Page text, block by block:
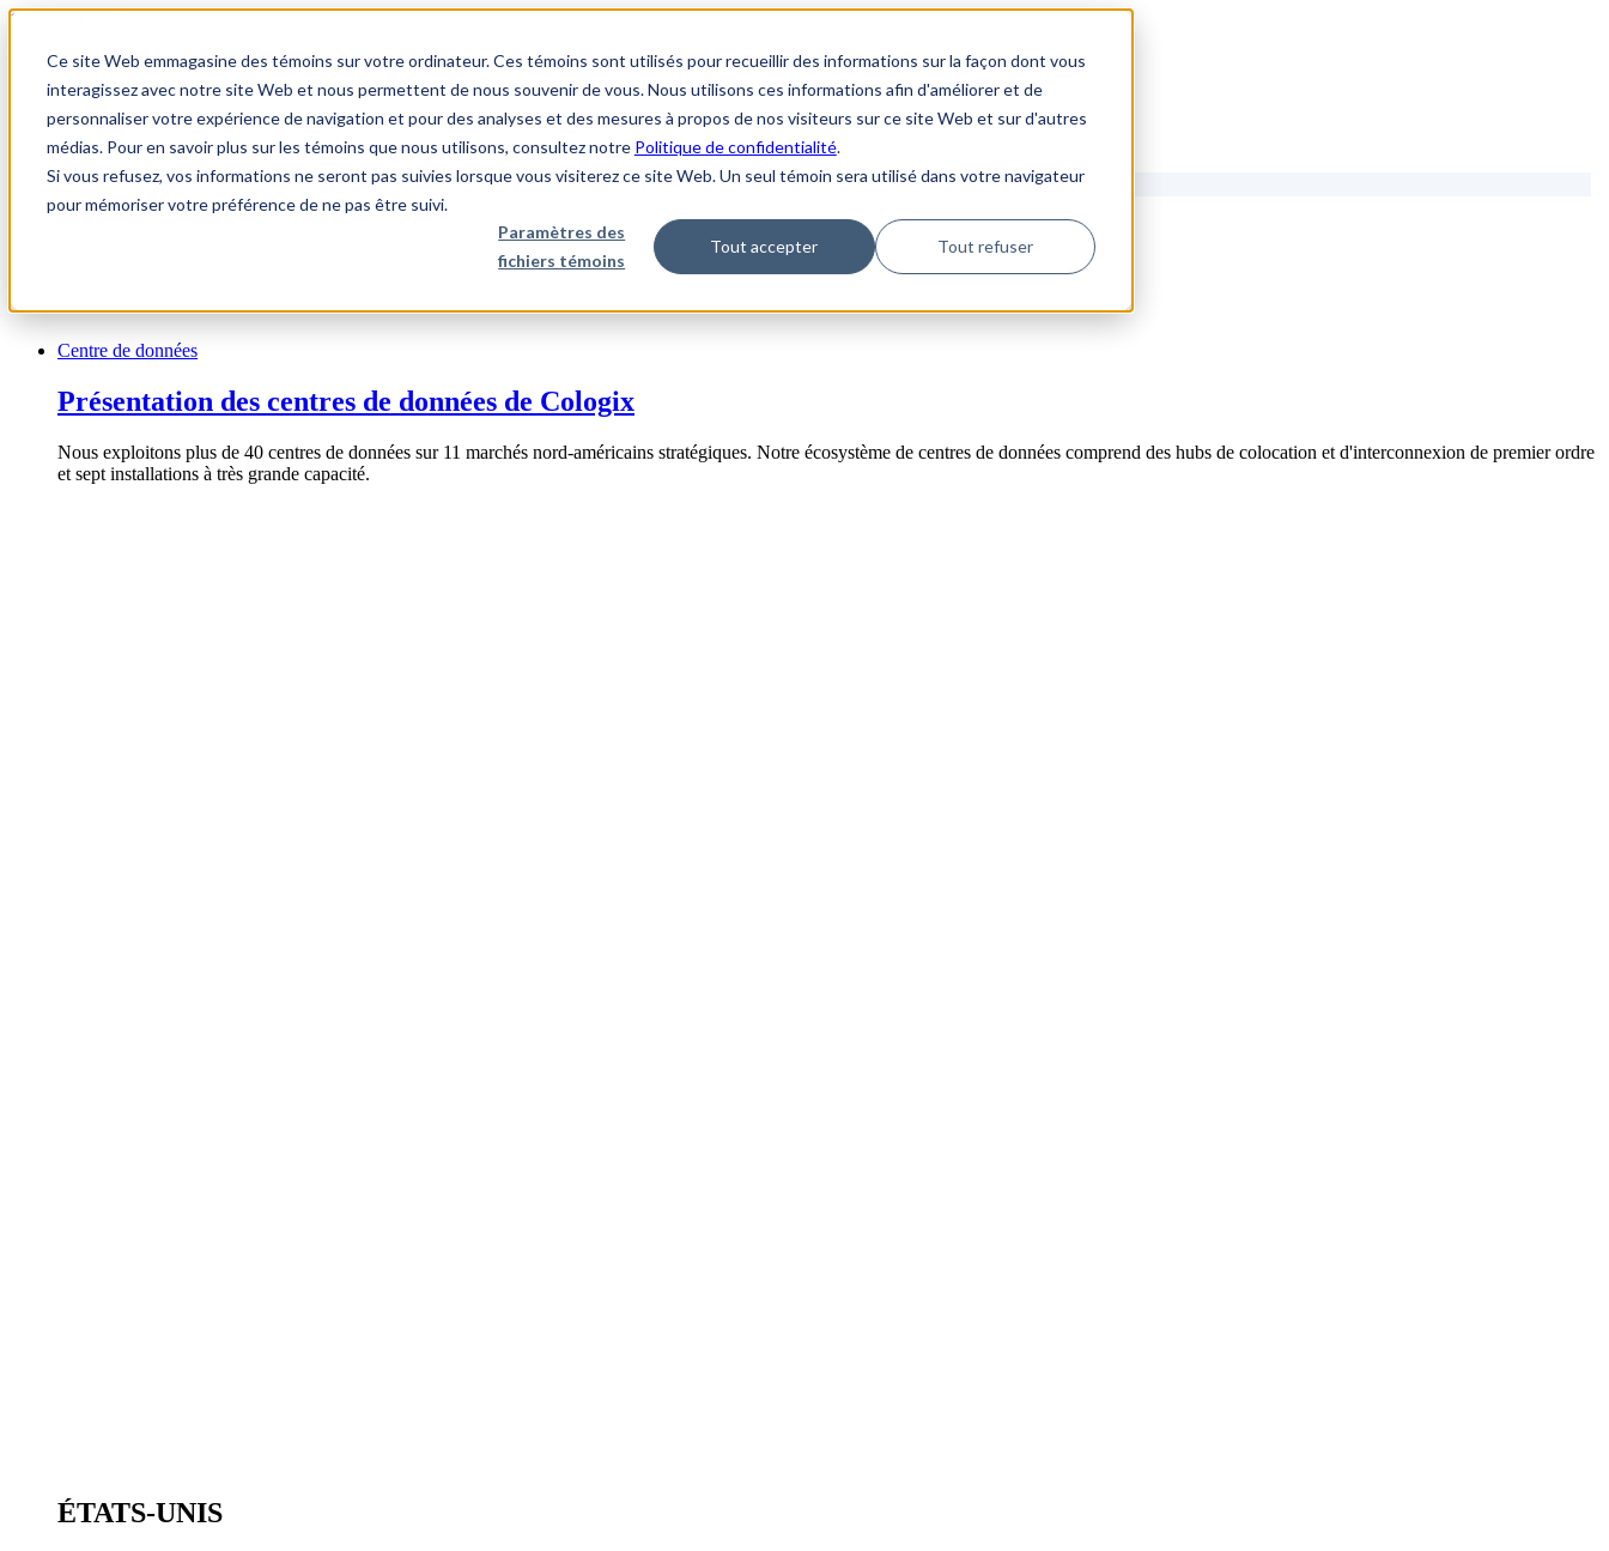
Ce site Web emmagasine des témoins sur votre ordinateur. Ces témoins sont utilisés pour recueillir des informations sur la façon dont vous
interagissez avec notre site Web et nous permettent de nous souvenir de vous. Nous utilisons ces informations afin d'améliorer et de
personnaliser votre expérience de navigation et pour des analyses et des mesures à propos de nos visiteurs sur ce site Web et sur d'autres
médias. Pour en savoir plus sur les témoins que nous utilisons, consultez notre Politique de confidentialité.
Si vous refusez, vos informations ne seront pas suivies lorsque vous visiterez ce site Web. Un seul témoin sera utilisé dans votre navigateur
pour mémoriser votre préférence de ne pas être suivi.
Paramètres des
fichiers témoins
Tout accepter Tout refuser
1.866.931.9661
Login
FR
Centre de données
Présentation des centres de données de Cologix
Nous exploitons plus de 40 centres de données sur 11 marchés nord-américains stratégiques. Notre écosystème de centres de données comprend des hubs de colocation et d'interconnexion de premier ordre
et sept installations à très grande capacité.
ÉTATS-UNIS